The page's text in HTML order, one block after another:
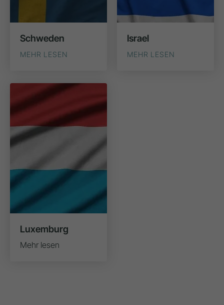
Schweden
MEHR LESEN
Israel
MEHR LESEN
Luxemburg
Mehr lesen